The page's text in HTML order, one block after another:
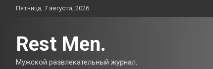
ПерейтиПятница, 7 августа, 2026
Rest Men.
Мужской развлекательный журнал.